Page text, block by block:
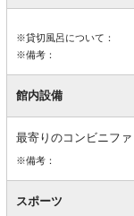
※貸切風呂について：
※備考：
館内設備
最寄りのコンビニフ
※備考：
スポーツ